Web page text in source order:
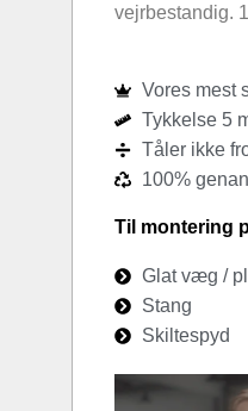
vejrbestandig.
Vores mest
Tykkelse 5
Tåler ikke
100%
Til montering
Glat væg /
Stang
Skiltespyd